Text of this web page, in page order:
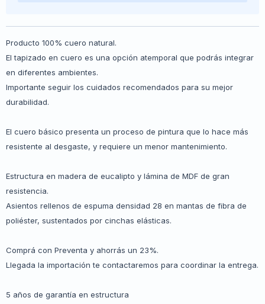
Producto 100% cuero natural.
El tapizado en cuero es una opción atemporal que podrás integrar
en diferentes ambientes.
Importante seguir los cuidados recomendados para su mejor
durabilidad.
El cuero básico presenta un proceso de pintura que lo hace más
resistente al desgaste, y requiere un menor mantenimiento.
Estructura en madera de eucalipto y lámina de MDF de gran
resistencia.
Asientos rellenos de espuma densidad 28 en mantas de fibra de
poliéster, sustentados por cinchas elásticas.
Comprá con Preventa y ahorrás un 23%.
Llegada la importación te contactaremos para coordinar la entrega.
5 años de garantía en estructura